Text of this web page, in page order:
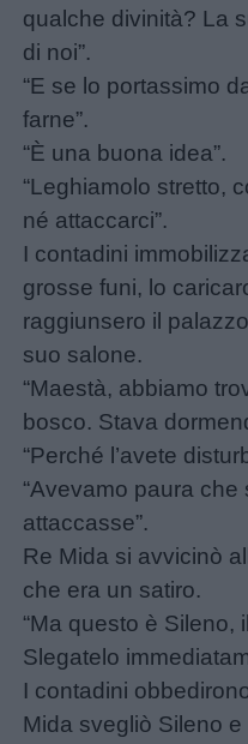
Nomi
maschili
Nomi
femminili
Frasi
e
aforismi
Buongiorno
Buonanotte
Auguri
Barzellette
Educazione
qualche divinità? La
di noi”.
“E se lo portassimo
farne”.
“È una buona idea”.
“Leghiamolo stretto,
né attaccarci”.
I contadini
grosse funi, lo
raggiunsero il
suo salone.
“Maestà, abbiamo
bosco. Stava
“Perché l’avete
“Avevamo paura
attaccasse”.
Re Mida si avvicinò
che era un satiro.
“Ma questo è Sileno,
Slegatelo
I contadini
Mida svegliò Sileno